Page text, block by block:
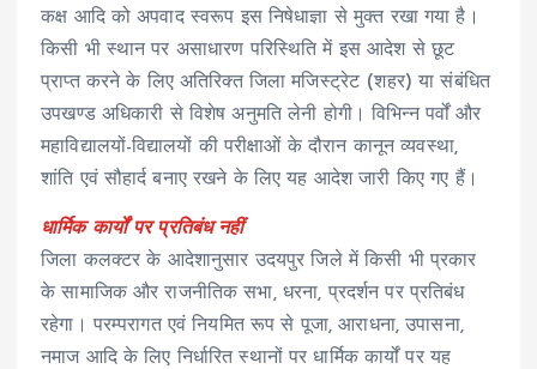
कक्ष आदि को अपवाद स्वरूप इस निषेधाज्ञा से मुक्त रखा गया है।
किसी भी स्थान पर असाधारण परिस्थिति में इस आदेश से छूट
प्राप्त करने के लिए अतिरिक्त जिला मजिस्ट्रेट (शहर) या संबंधित
उपखण्ड अधिकारी से विशेष अनुमति लेनी होगी। विभिन्न पर्वों और
महाविद्यालयों-विद्यालयों की परीक्षाओं के दौरान कानून व्यवस्था,
शांति एवं सौहार्द बनाए रखने के लिए यह आदेश जारी किए गए हैं।
धार्मिक कार्यों पर प्रतिबंध नहीं
जिला कलक्टर के आदेशानुसार उदयपुर जिले में किसी भी प्रकार
के सामाजिक और राजनीतिक सभा, धरना, प्रदर्शन पर प्रतिबंध
रहेगा। परम्परागत एवं नियमित रूप से पूजा, आराधना, उपासना,
नमाज आदि के लिए निर्धारित स्थानों पर धार्मिक कार्यों पर यह